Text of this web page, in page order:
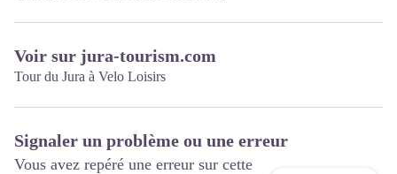
Voir sur jura-tourism.com
Tour du Jura à Velo Loisirs
Signaler un problème ou une erreur
Vous avez repéré une erreur sur cette